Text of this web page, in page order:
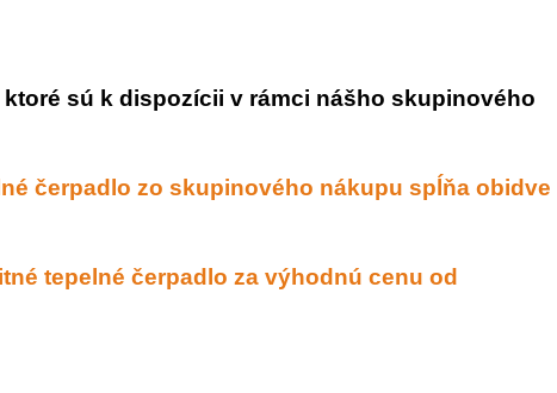
sú k dispozícii v rámci nášho skupinového
čerpadlo zo skupinového nákupu spĺňa obidve
tepelné čerpadlo za výhodnú cenu od